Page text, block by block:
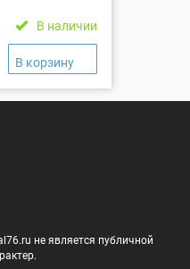
В наличии
не является публичной